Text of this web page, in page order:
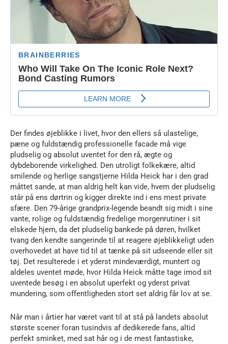
Der findes øjeblikke i livet, hvor den ellers så ulastelige,
pæne og fuldstændig professionelle facade må vige
pludselig og absolut uventet for den rå, ægte og
dybdeborende virkelighed. Den utroligt folkekære, altid
smilende og herlige sangstjerne Hilda Heick har i den grad
måttet sande, at man aldrig helt kan vide, hvem der pludselig
står på ens dørtrin og kigger direkte ind i ens mest private
sfære. Den 79-årige grandprix-legende beandt sig midt i sine
vante, rolige og fuldstændig fredelige morgenrutiner i sit
elskede hjem, da det pludselig bankede på døren, hvilket
tvang den kendte sangerinde til at reagere øjeblikkeligt uden
overhovedet at have tid til at tænke på sit udseende eller sit
tøj. Det resulterede i et yderst mindeværdigt, muntert og
aldeles uventet møde, hvor Hilda Heick måtte tage imod sit
uventede besøg i en absolut uperfekt og yderst privat
mundering, som offentligheden stort set aldrig får lov at se.
Når man i årtier har været vant til at stå på landets absolut
største scener foran tusindvis af dedikerede fans, altid
perfekt sminket, med sat hår og i de mest fantastiske,